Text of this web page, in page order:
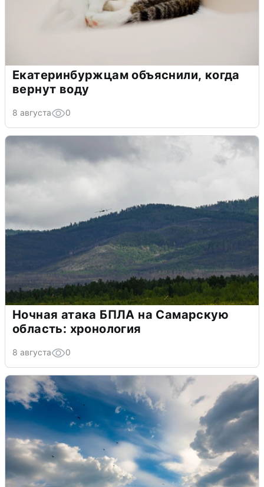
Екатеринбуржцам объяснили, когда
вернут воду
8 августа 0
Ночная атака БПЛА на Самарскую
область: хронология
8 августа 0